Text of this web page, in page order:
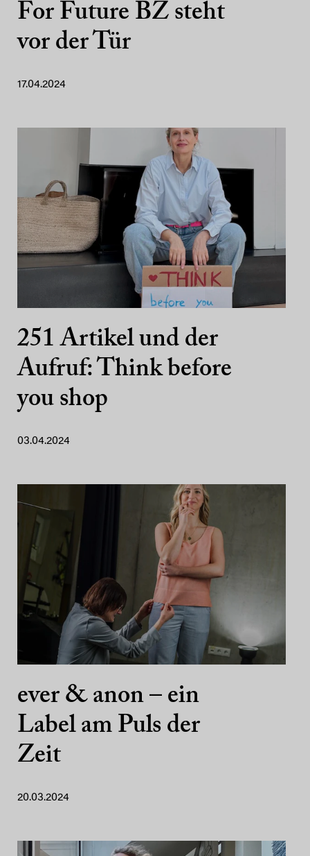
For Future BZ steht
vor der Tür
17.04.2024
251 Artikel und der
Aufruf: Think before
you shop
03.04.2024
ever & anon – ein
Label am Puls der
Zeit
20.03.2024